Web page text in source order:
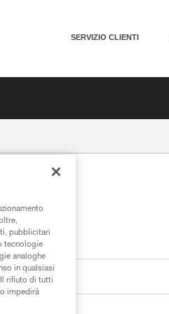
SERVIZIO CLIENTI
pubblicitari
tecnologie
analoghe
in qualsiasi
rifiuto di tutti
impedirà